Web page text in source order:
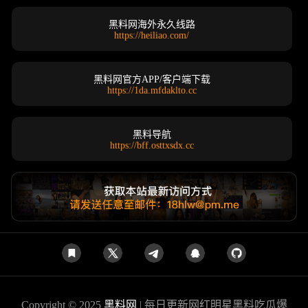
黑料网海外永久线路
https://heiliao.com/
黑料网官方APP/客户端下载
https://1da.mfdaklto.cc
黑料导航
https://bff.osttxsdx.cc
Copyright © 2025 黑料网 | 每日更新网红明星黑料吃瓜爆